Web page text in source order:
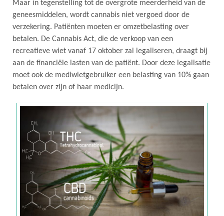
Maar in tegenstelling tot de overgrote meerderheid van de
geneesmiddelen, wordt cannabis niet vergoed door de
verzekering. Patiënten moeten er omzetbelasting over
betalen. De Cannabis Act, die de verkoop van een
recreatieve wiet vanaf 17 oktober zal legaliseren, draagt bij
aan de financiële lasten van de patiënt. Door deze legalisatie
moet ook de mediwietgebruiker een belasting van 10% gaan
betalen over zijn of haar medicijn.